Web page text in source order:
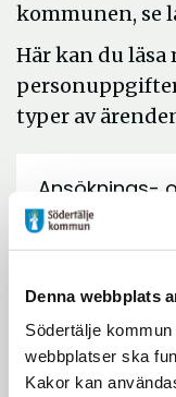
Denna webbplats
Södertälje
webbplatser ska
Kakor kan
kommunen, se
Här kan du
typer av
Ansöknings-
inom miljö-
livsmedel
hälsoskydd